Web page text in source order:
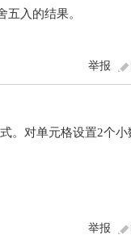
入的结果。
举报
。对单元格设置2个小
举报